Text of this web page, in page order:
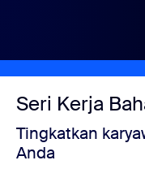
Seri Kerja
Tingkatkan
Anda